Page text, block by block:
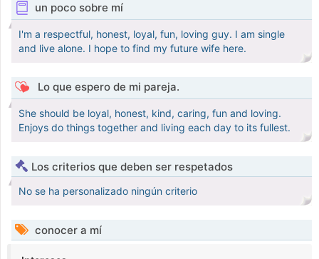
un poco sobre mí
I'm a respectful, honest, loyal, fun, loving guy. I am single
and live alone. I hope to find my future wife here.
Lo que espero de mi pareja.
She should be loyal, honest, kind, caring, fun and loving.
Enjoys do things together and living each day to its fullest.
Los criterios que deben ser respetados
No se ha personalizado ningún criterio
conocer a mí